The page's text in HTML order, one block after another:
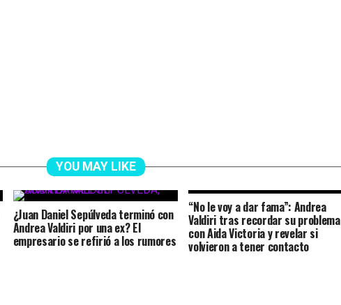
YOU MAY LIKE
¿Juan Daniel Sepúlveda terminó con
Andrea Valdiri por una ex? El
empresario se refirió a los rumores
“No le voy a dar fama”: Andrea
Valdiri tras recordar su problema
con Aida Victoria y revelar si
volvieron a tener contacto